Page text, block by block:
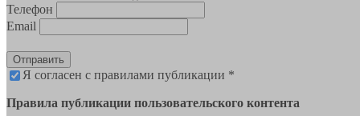
Телефон
Email
Отправить
Я согласен с правилами публикации *
Правила публикации пользовательского контента